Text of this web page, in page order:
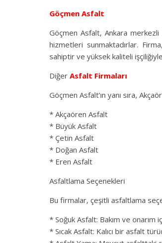
Göçmen Asfalt
Göçmen Asfalt, Ankara
hizmetleri sunmaktadırlar.
sahiptir ve yüksek kaliteli işçiliğiyle
Diğer Asfalt Firmaları
Göçmen Asfalt’ın yanı sıra,
* Akçaören Asfalt
* Büyük Asfalt
* Çetin Asfalt
* Doğan Asfalt
* Eren Asfalt
Asfaltlama Seçenekleri
Bu firmalar, çeşitli asfaltlama
* Soğuk Asfalt: Bakım ve
* Sıcak Asfalt: Kalıcı bir asfalt